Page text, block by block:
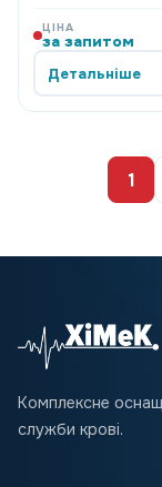
ЦІНА
за запитом
Детальніше
1
Комплексне
служби крові.